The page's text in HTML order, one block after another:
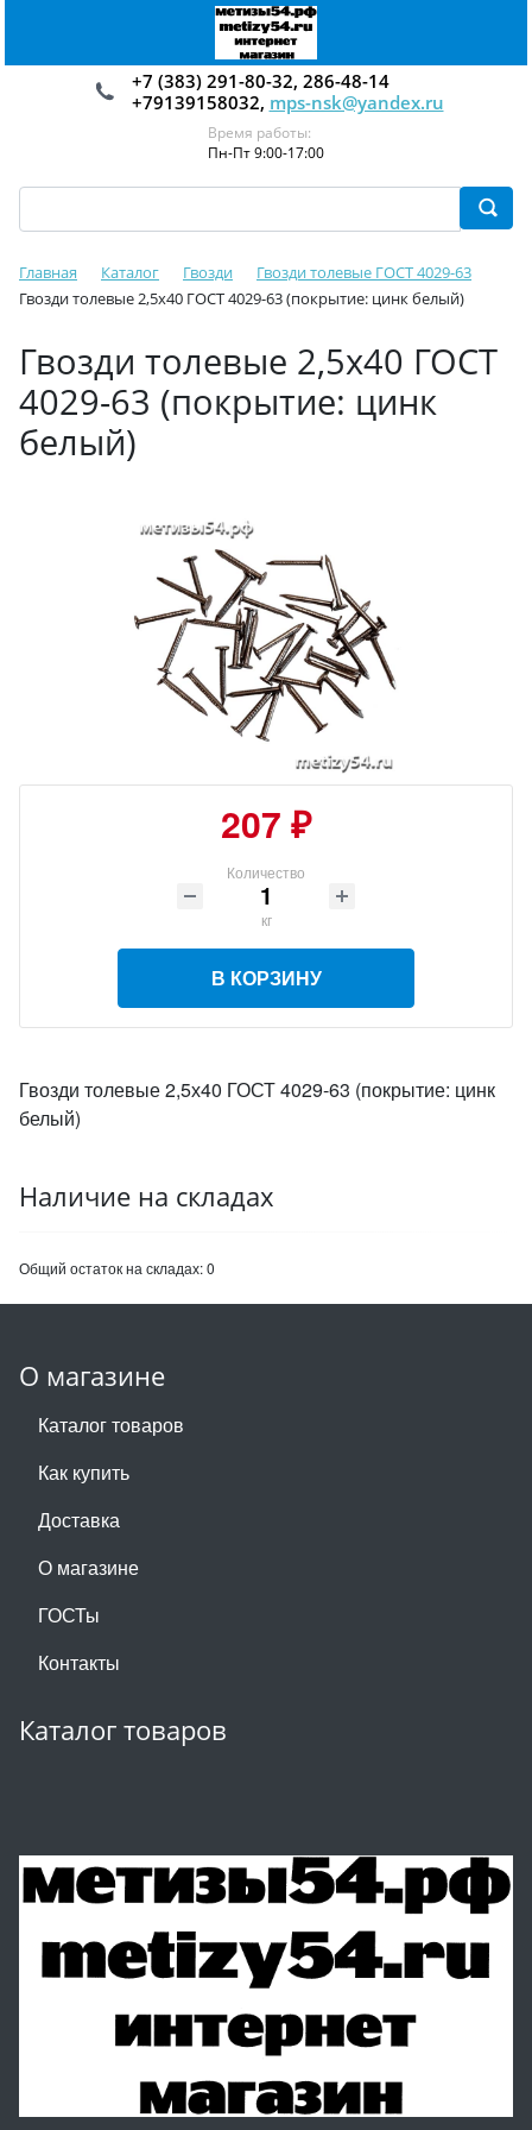
+7 (383) 291-80-32, 286-48-14
+79139158032, mps-nsk@yandex.ru
Время работы:
Пн-Пт 9:00-17:00
Главная Каталог Гвозди
Гвозди толевые ГОСТ 4029-63
Гвозди толевые 2,5х40 ГОСТ 4029-63 (покрытие: цинк белый)
Гвозди толевые 2,5х40 ГОСТ
4029-63 (покрытие: цинк
белый)
207 ₽
Количество
кг
В КОРЗИНУ
Гвозди толевые 2,5х40 ГОСТ 4029-63 (покрытие: цинк
белый)
Наличие на складах
Общий остаток на складах:0
О магазине
Каталог товаров
Как купить
Доставка
О магазине
ГОСТы
Контакты
Каталог товаров